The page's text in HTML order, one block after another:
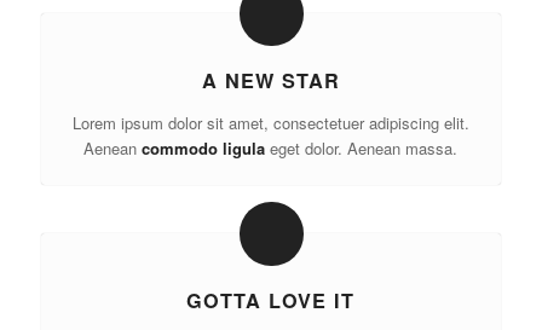
A NEW STAR
Lorem ipsum dolor sit amet, consectetuer adipiscing elit.
Aeneancommodo ligula eget dolor. Aenean massa.
GOTTA LOVE IT